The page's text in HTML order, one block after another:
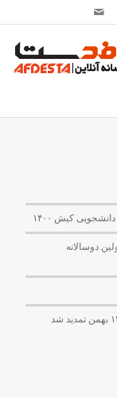
کیش ۱۴۰۰
دوسالانه